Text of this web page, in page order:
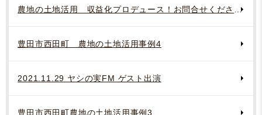
農地の土地活用 収益化プロデュース！お問合せください。
豊田市西田町 農地の土地活用事例4
2021.11.29 ヤシの実FM ゲスト出演
豊田市西田町農地の土地活用事例3